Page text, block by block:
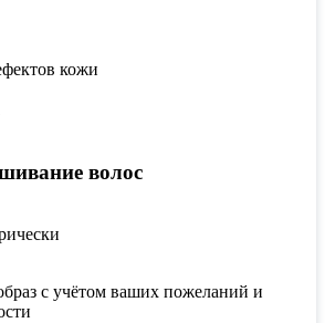
кожи
волос
с учётом ваших пожеланий и